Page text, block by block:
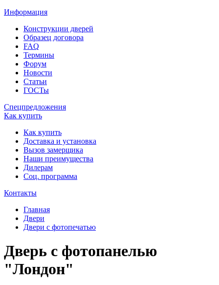
Информация
Конструкции дверей
Образец договора
FAQ
Термины
Форум
Новости
Статьи
ГОСТы
Спецпредложения
Как купить
Как купить
Доставка и установка
Вызов замерщика
Наши преимущества
Дилерам
Соц. программа
Контакты
Главная
Двери
Двери с фотопечатью
Дверь с фотопанелью
"Лондон"